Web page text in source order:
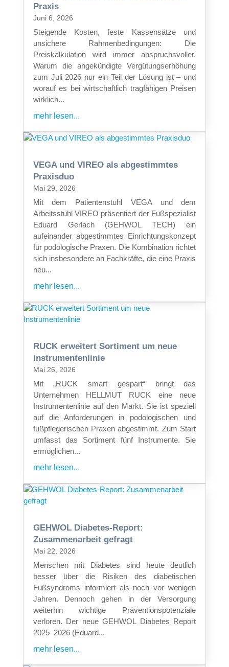
Praxis
Juni 6, 2026
Steigende Kosten, feste Kassensätze und
unsichere Rahmenbedingungen: Die
Preiskalkulation wird immer anspruchsvoller.
Warum die angekündigte Vergütungserhöhung
zum Juli 2026 nur ein Teil der Lösung ist – und
worauf es bei wirtschaftlich tragfähigen Preisen
wirklich...
mehr lesen...
VEGA und VIREO als abgestimmtes
Praxisduo
Mai 29, 2026
Mit dem Patientenstuhl VEGA und dem
Arbeitsstuhl VIREO präsentiert der Fußspezialist
Eduard Gerlach (GEHWOL TECH) ein
aufeinander abgestimmtes Einrichtungskonzept
für podologische Praxen. Die Kombination richtet
sich insbesondere an Fachkräfte, die eine Praxis
neu...
mehr lesen...
RUCK erweitert Sortiment um neue
Instrumentenlinie
Mai 26, 2026
Mit „RUCK smart gespart“ bringt das
Unternehmen HELLMUT RUCK eine neue
Instrumentenlinie auf den Markt. Sie ist speziell
auf die Anforderungen in podologischen und
fußpflegerischen Praxen abgestimmt. Zum Start
umfasst das Sortiment fünf Instrumente. Sie
ermöglichen...
mehr lesen...
GEHWOL Diabetes-Report:
Zusammenarbeit gefragt
Mai 22, 2026
Menschen mit Diabetes sind heute deutlich
besser über die Risiken des diabetischen
Fußsyndroms informiert als noch vor wenigen
Jahren. Dennoch gehen in der Versorgung
weiterhin wichtige Präventionspotenziale
verloren. Der neue GEHWOL Diabetes Report
2025–2026 (Eduard...
mehr lesen...